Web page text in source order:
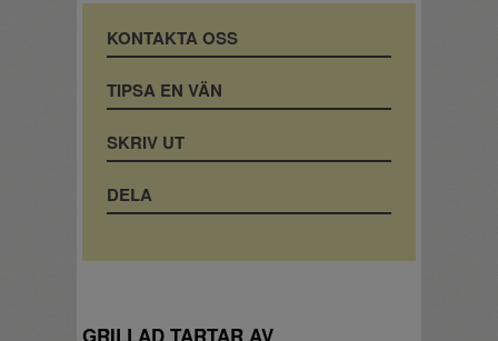
KONTAKTA OSS
TIPSA EN VÄN
SKRIV UT
DELA
GRILLAD TARTAR AV